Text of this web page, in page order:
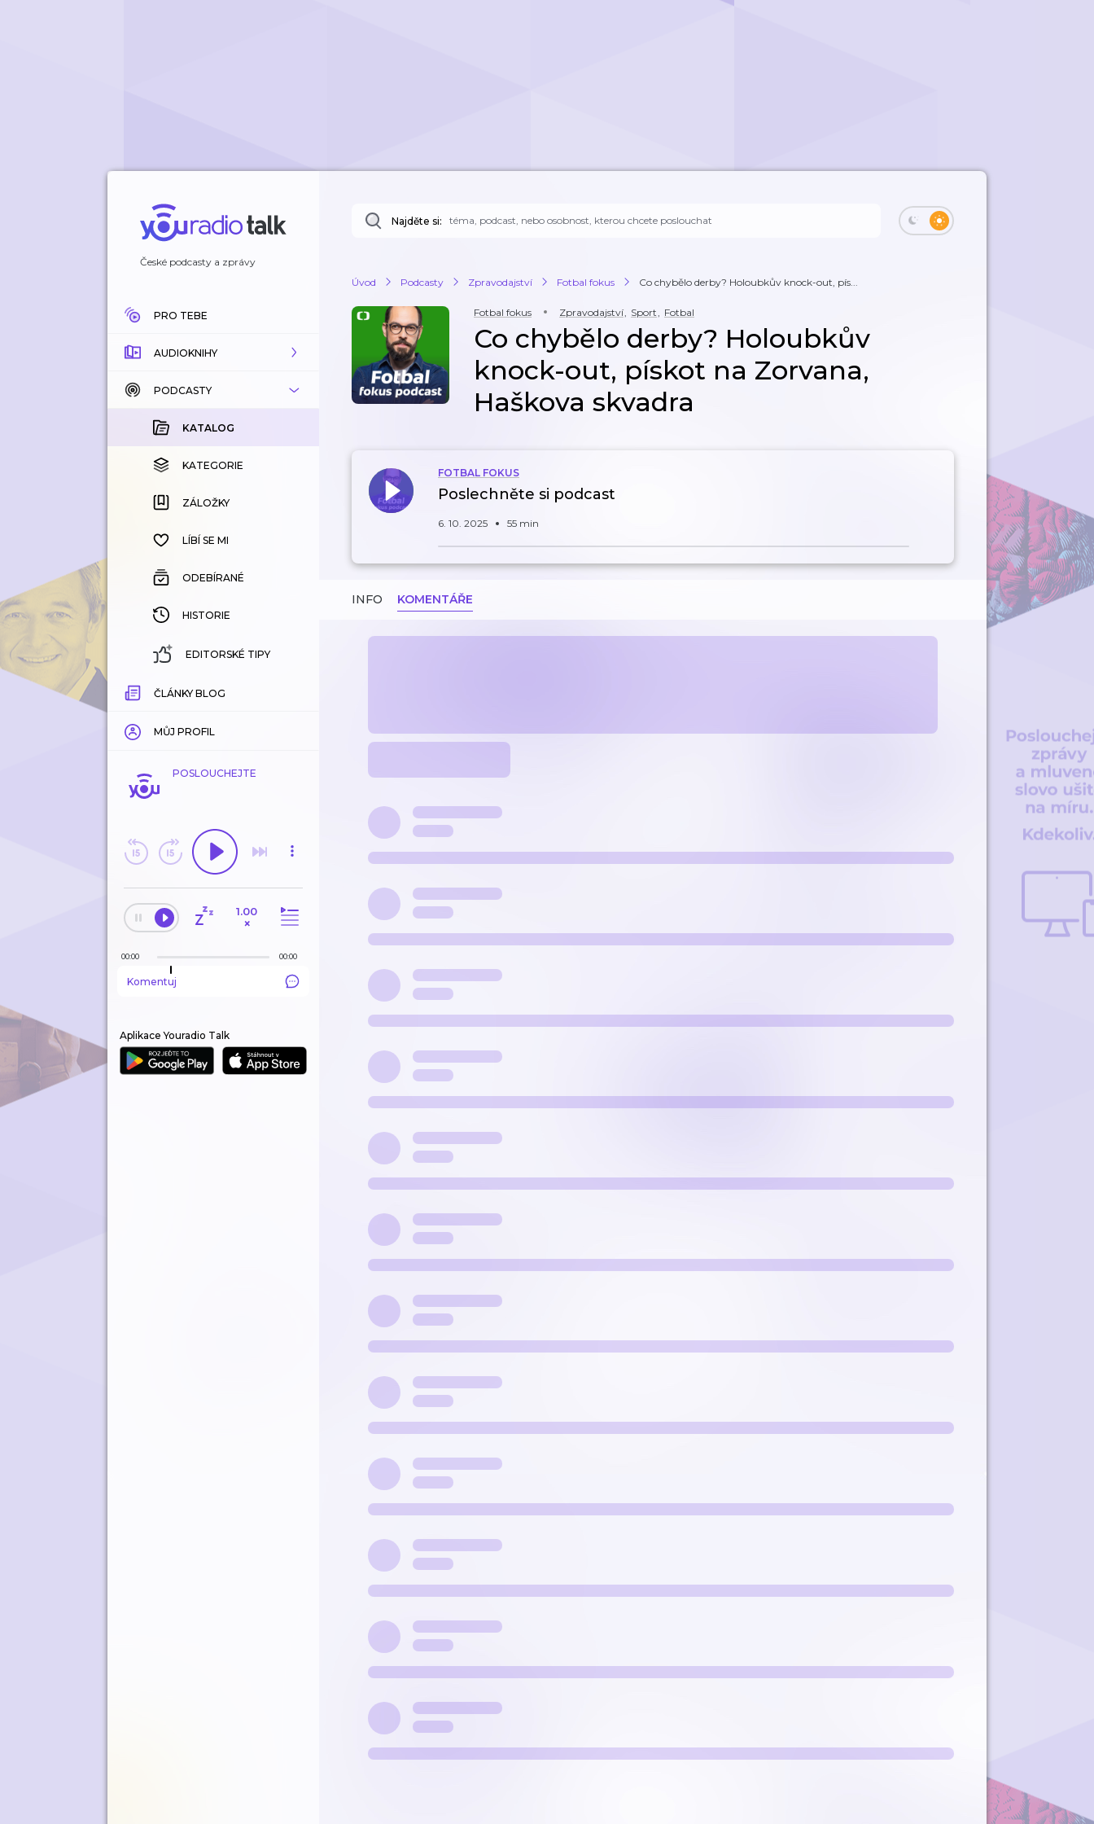
České podcasty a zprávy
PRO TEBE
AUDIOKNIHY
KATALOG
KOUPENÉ
KATEGORIE
ZÁLOŽKY
HISTORIE
PODCASTY
KATALOG
KATEGORIE
ZÁLOŽKY
LÍBÍ SE MI
ODEBÍRANÉ
HISTORIE
EDITORSKÉ TIPY
ČLÁNKY BLOG
MŮJ PROFIL
POSLOUCHEJTE
1.00
×
00:00 00:00
Komentuj
Aplikace Youradio Talk
Najděte si:
Úvod Podcasty Zpravodajství Fotbal fokus Co chybělo derby? Holoubkův knock-out, pís...
Fotbal fokus Zpravodajství, Sport, Fotbal
Co chybělo derby? Holoubkův
knock-out, pískot na Zorvana,
Haškova skvadra
FOTBAL FOKUS
Poslechněte si podcast
6. 10. 2025 55 min
INFO KOMENTÁŘE